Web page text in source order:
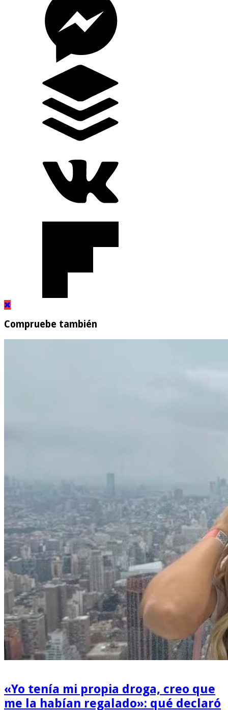
Compruebe también
«Yo tenía mi propia droga, creo que
me la habían regalado»: qué declaró